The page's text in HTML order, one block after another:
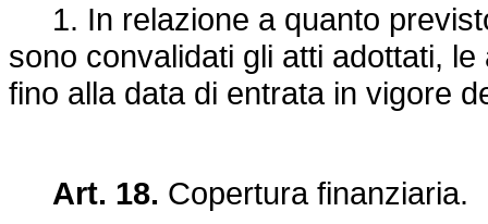
1. In relazione a quanto
sono convalidati gli atti adottati,
fino alla data di entrata in vigore
Art. 18. Copertura finanziaria.